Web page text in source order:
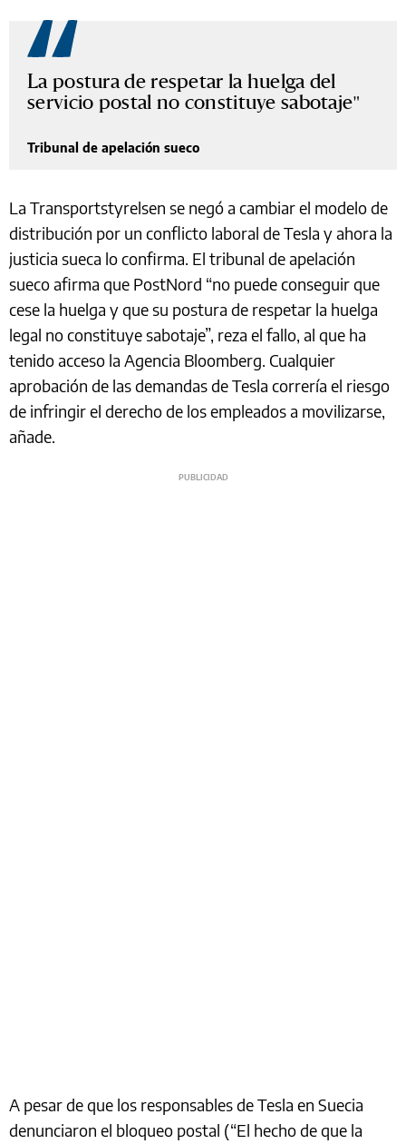
La postura de respetar la huelga del
servicio postal no constituye sabotaje
Tribunal de apelación sueco
La Transportstyrelsen se negó a cambiar el modelo de
distribución por un conflicto laboral de Tesla y ahora la
justicia sueca lo confirma. El tribunal de apelación
sueco afirma que PostNord “no puede conseguir que
cese la huelga y que su postura de respetar la huelga
legal no constituye sabotaje”, reza el fallo, al que ha
tenido acceso la Agencia Bloomberg. Cualquier
aprobación de las demandas de Tesla correría el riesgo
de infringir el derecho de los empleados a movilizarse,
añade.
A pesar de que los responsables de Tesla en Suecia
denunciaron el bloqueo postal (“El hecho de que la